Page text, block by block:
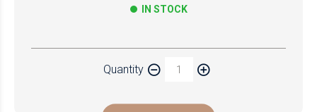
IN STOCK
Quantity